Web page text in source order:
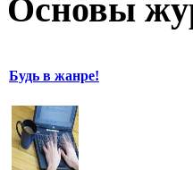
Основы
Будь в жанре!